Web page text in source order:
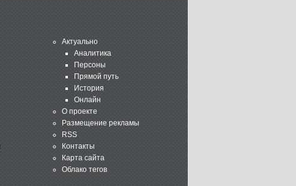
Актуально
Аналитика
Персоны
Прямой путь
История
Онлайн
О проекте
Размещение рекламы
RSS
Контакты
Карта сайта
Облако тегов